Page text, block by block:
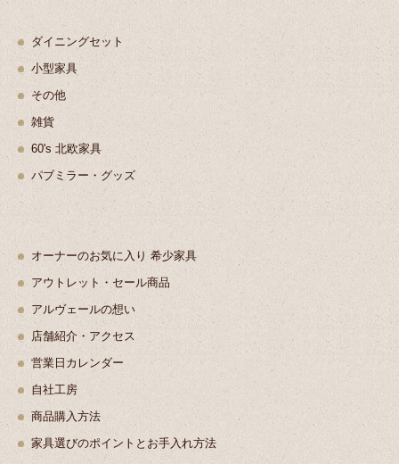
ダイニングセット
小型家具
その他
雑貨
60's 北欧家具
パブミラー・グッズ
オーナーのお気に入り 希少家具
アウトレット・セール商品
アルヴェールの想い
店舗紹介・アクセス
営業日カレンダー
自社工房
商品購入方法
家具選びのポイントとお手入れ方法